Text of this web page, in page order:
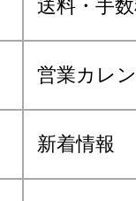
送料・手
営業カレ
新着情報